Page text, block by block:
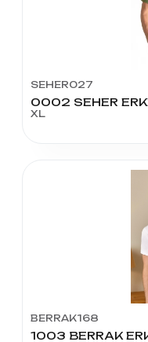
SEHER027
0002 SEHER
XL
BERRAK168